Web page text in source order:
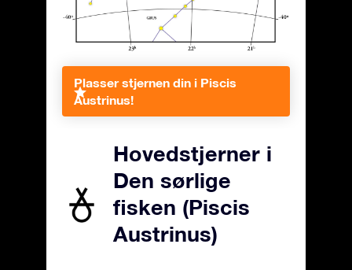
Plasser stjernen din i Piscis
Austrinus!
Hovedstjerner i
Den sørlige
fisken (Piscis
Austrinus)